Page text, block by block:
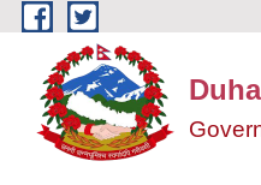
Skip to main content